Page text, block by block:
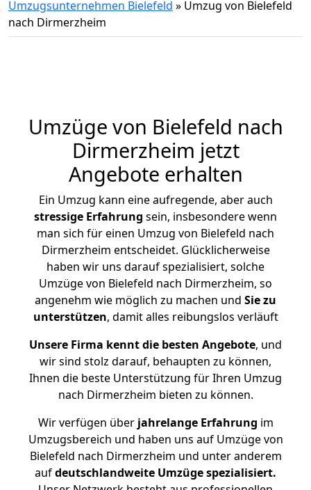
Umzugsunternehmen Bielefeld » Umzug von Bielefeld
nach Dirmerzheim
Umzüge von Bielefeld nach
Dirmerzheim jetzt
Angebote erhalten
Ein Umzug kann eine aufregende, aber auch
stressige Erfahrung sein, insbesondere wenn
man sich für einen Umzug von Bielefeld nach
Dirmerzheim entscheidet. Glücklicherweise
haben wir uns darauf spezialisiert, solche
Umzüge von Bielefeld nach Dirmerzheim, so
angenehm wie möglich zu machen und Sie zu
unterstützen, damit alles reibungslos verläuft
Unsere Firma kennt die besten Angebote, und
wir sind stolz darauf, behaupten zu können,
Ihnen die beste Unterstützung für Ihren Umzug
nach Dirmerzheim bieten zu können.
Wir verfügen überjahrelange Erfahrung im
Umzugsbereich und haben uns auf Umzüge von
Bielefeld nach Dirmerzheim und unter anderem
aufdeutschlandweite Umzüge spezialisiert.